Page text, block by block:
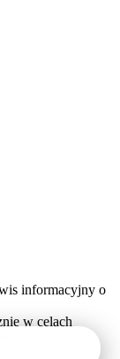
informacyjny o
w celach